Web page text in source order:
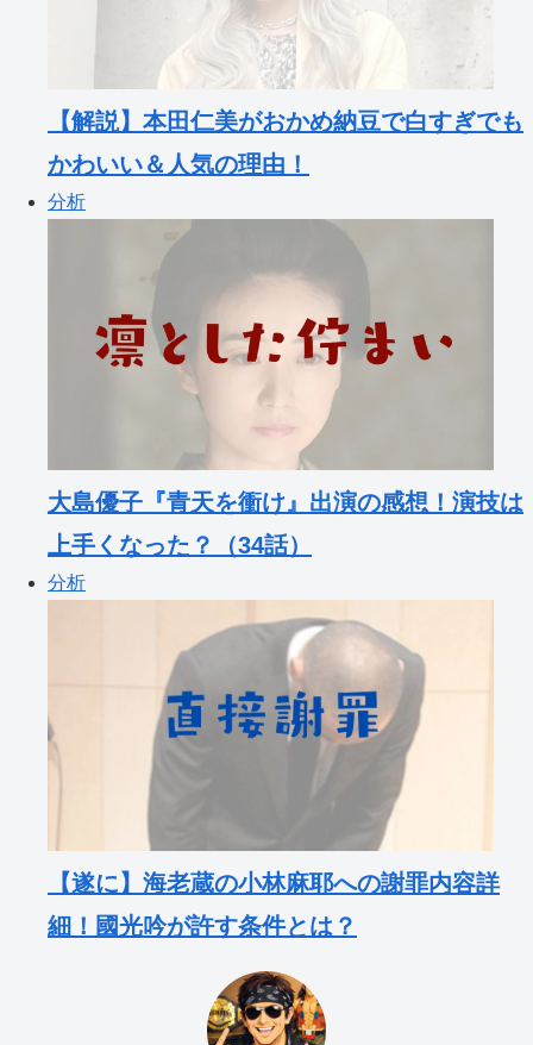
【解説】本田仁美がおかめ納豆で白すぎでも
かわいい＆人気の理由！
分析
大島優子『青天を衝け』出演の感想！演技は
上手くなった？（34話）
分析
【遂に】海老蔵の小林麻耶への謝罪内容詳
細！國光吟が許す条件とは？